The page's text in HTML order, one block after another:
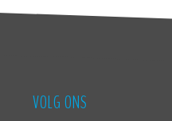
VOLG ONS